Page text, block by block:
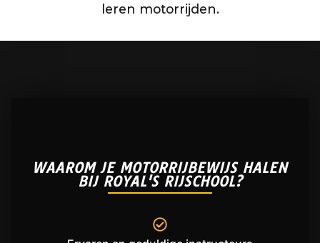
leren motorrijden.
WAAROM JE MOTORRIJBEWIJS HALEN
BIJ ROYAL'S RIJSCHOOL?